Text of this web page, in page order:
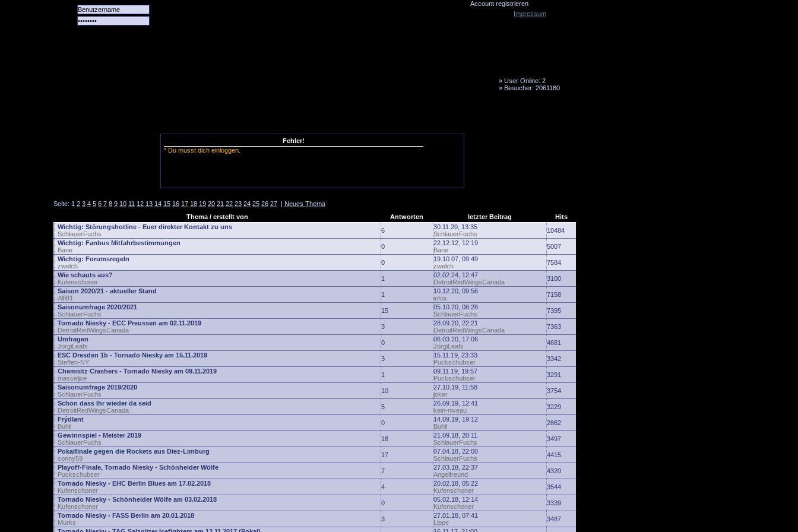
Account registrieren
» User Online: 2
» Besucher: 2061180
Fehler!
* Du musst dich einloggen.
Seite: 1 2 3 4 5 6 7 8 9 10 11 12 13 14 15 16 17 18 19 20 21 22 23 24 25 26 27 | Neues Thema
Thema / erstellt von
Antworten letzter Beitrag
Hits
Wichtig: Störungshotline - Euer direkter Kontakt zu uns
SchlauerFuchs
6
30.11.20, 13:35
SchlauerFuchs
10484
Wichtig: Fanbus Mitfahrbestimmungen
Bane
0
22.12.12, 12:19
Bane
5007
Wichtig: Forumsregeln
zwelch
0
19.10.07, 09:49
zwelch
7584
Wie schauts aus?
Kufenschoner
1
02.02.24, 12:47
DetroitRedWingsCanada
3100
Saison 2020/21 - aktueller Stand
Alfi81
1
10.12.20, 09:56
iofox
7158
Saisonumfrage 2020/2021
SchlauerFuchs
15
05.10.20, 08:28
SchlauerFuchs
7395
Tornado Niesky - ECC Preussen am 02.11.2019
DetroitRedWingsCanada
3
28.09.20, 22:21
DetroitRedWingsCanada
7363
Umfragen
JörgiLeafs
0
06.03.20, 17:06
JörgiLeafs
4681
ESC Dresden 1b - Tornado Niesky am 15.11.2019
Steffen-NY
3
15.11.19, 23:33
Puckschubser
3342
Chemnitz Crashers - Tornado Niesky am 09.11.2019
masseljoe
1
09.11.19, 19:57
Puckschubser
3291
Saisonumfrage 2019/2020
SchlauerFuchs
10
27.10.19, 11:58
joker
3754
Schön dass Ihr wieder da seid
DetroitRedWingsCanada
5
26.09.19, 12:41
kein-niveau
3229
Frýdlant
Buhli
0
14.09.19, 19:12
Buhli
2862
Gewinnspiel - Meister 2019
SchlauerFuchs
18
21.09.18, 20:11
SchlauerFuchs
3497
Pokalfinale gegen die Rockets aus Diez-Limburg
conny59
17
07.04.18, 22:00
SchlauerFuchs
4415
Playoff-Finale, Tornado Niesky - Schönheider Wölfe
Puckschubser
7
27.03.18, 22:37
Angelfreund
4320
Tornado Niesky - EHC Berlin Blues am 17.02.2018
Kufenschoner
4
20.02.18, 05:22
Kufenschoner
3544
Tornado Niesky - Schönheider Wölfe am 03.02.2018
Kufenschoner
0
05.02.18, 12:14
Kufenschoner
3339
Tornado Niesky - FASS Berlin am 20.01.2018
Murks
3
27.01.18, 07:41
Lippe
3487
Impressum